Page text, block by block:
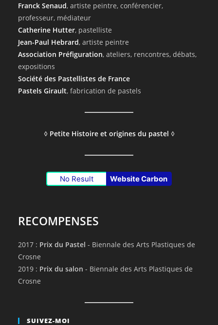
Franck Senaud, artiste peintre, conférencier,
professeur, médiateur
Catherine Hutter, pastelliste
Jean-Paul Hebrard, artiste peintre
Association Préfiguration, ateliers, rencontres, débats,
expositions
Société des Pastellistes de France
Pastels Girault, fabrication de pastels
◊ Petite Histoire et origines du pastel ◊
No Result Website Carbon
RECOMPENSES
2017 : Prix du Pastel - Biennale des Arts Plastiques de
Crosne
2019 : Prix du salon - Biennale des Arts Plastiques de
Crosne
SUIVEZ-MOI